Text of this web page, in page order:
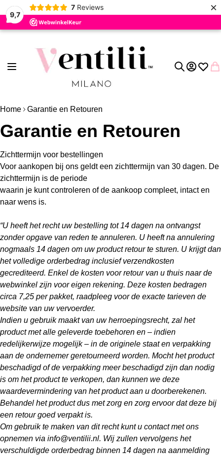
9,7
7 Reviews ×
Toggle Nav Account
Home Garantie en Retouren
Garantie en Retouren
Zichttermijn voor bestellingen
Voor aankopen bij ons geldt een zichttermijn van 30 dagen. De
zichttermijn is de periode
waarin je kunt controleren of de aankoop compleet, intact en
naar wens is.
“U heeft het recht uw bestelling tot 14 dagen na ontvangst
zonder opgave van reden te annuleren. U heeft na annulering
nogmaals 14 dagen om uw product retour te sturen. U krijgt dan
het volledige orderbedrag inclusief verzendkosten
gecrediteerd. Enkel de kosten voor retour van u thuis naar de
webwinkel zijn voor eigen rekening. Deze kosten bedragen
circa 7,25 per pakket, raadpleeg voor de exacte tarieven de
website van uw vervoerder.
Indien u gebruik maakt van uw herroepingsrecht, zal het
product met alle geleverde toebehoren en – indien
redelijkerwijze mogelijk – in de originele staat en verpakking
aan de ondernemer geretourneerd worden. Mocht het product
beschadigd of de verpakking meer beschadigd zijn dan nodig
is om het product te verkopen, dan kunnen we deze
waardevermindering van het product aan u doorberekenen.
Behandel het product dus met zorg en zorg ervoor dat deze bij
een retour goed verpakt is.
Om gebruik te maken van dit recht kunt u contact met ons
opnemen via info@ventilii.nl. Wij zullen vervolgens het
verschuldigde orderbedrag binnen 14 dagen na aanmelding